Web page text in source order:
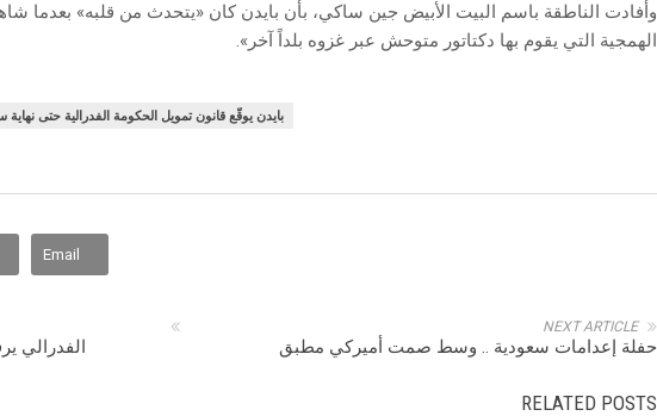
وأفادت الناطقة باسم البيت الأبيض جين ساكي، بأن بايدن كان «يتحدث من قلبه» بعدما
الهمجية التي يقوم بها دكتاتور متوحش عبر غزوه بلداً آخر».
بايدن يوقّع قانون تمويل الحكومة الفدرالية حتى نهاية
Email
NEXT ARTICLE
حفلة إعدامات سعودية .. وسط صمت أميركي مطبق الفدرالي
RELATED POSTS